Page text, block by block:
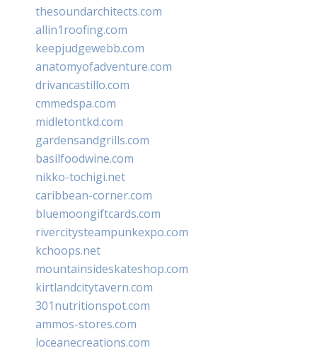
thesoundarchitects.com
allin1roofing.com
keepjudgewebb.com
anatomyofadventure.com
drivancastillo.com
cmmedspa.com
midletontkd.com
gardensandgrills.com
basilfoodwine.com
nikko-tochigi.net
caribbean-corner.com
bluemoongiftcards.com
rivercitysteampunkexpo.com
kchoops.net
mountainsideskateshop.com
kirtlandcitytavern.com
301nutritionspot.com
ammos-stores.com
loceanecreations.com